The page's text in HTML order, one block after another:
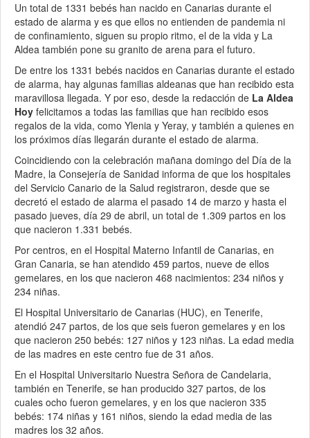
Un total de 1331 bebés han nacido en Canarias durante el
estado de alarma y es que ellos no entienden de pandemia ni
de confinamiento, siguen su propio ritmo, el de la vida y La
Aldea también pone su granito de arena para el futuro.
De entre los 1331 bebés nacidos en Canarias durante el estado
de alarma, hay algunas familias aldeanas que han recibido esta
maravillosa llegada. Y por eso, desde la redacción de La Aldea
Hoy felicitamos a todas las familias que han recibido esos
regalos de la vida, como Ylenia y Yeray, y también a quienes en
los próximos días llegarán durante el estado de alarma.
Coincidiendo con la celebración mañana domingo del Día de la
Madre, la Consejería de Sanidad informa de que los hospitales
del Servicio Canario de la Salud registraron, desde que se
decretó el estado de alarma el pasado 14 de marzo y hasta el
pasado jueves, día 29 de abril, un total de 1.309 partos en los
que nacieron 1.331 bebés.
Por centros, en el Hospital Materno Infantil de Canarias, en
Gran Canaria, se han atendido 459 partos, nueve de ellos
gemelares, en los que nacieron 468 nacimientos: 234 niños y
234 niñas.
El Hospital Universitario de Canarias (HUC), en Tenerife,
atendió 247 partos, de los que seis fueron gemelares y en los
que nacieron 250 bebés: 127 niños y 123 niñas. La edad media
de las madres en este centro fue de 31 años.
En el Hospital Universitario Nuestra Señora de Candelaria,
también en Tenerife, se han producido 327 partos, de los
cuales ocho fueron gemelares, y en los que nacieron 335
bebés: 174 niñas y 161 niños, siendo la edad media de las
madres los 32 años.